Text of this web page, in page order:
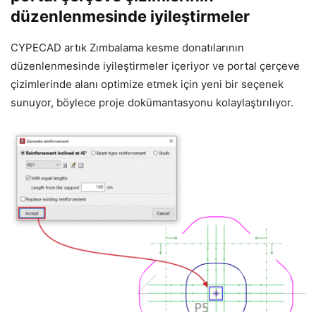
düzenlenmesinde iyileştirmeler
CYPECAD artık Zımbalama kesme donatılarının
düzenlenmesinde iyileştirmeler içeriyor ve portal çerçeve
çizimlerinde alanı optimize etmek için yeni bir seçenek
sunuyor, böylece proje dokümantasyonu kolaylaştırılıyor.